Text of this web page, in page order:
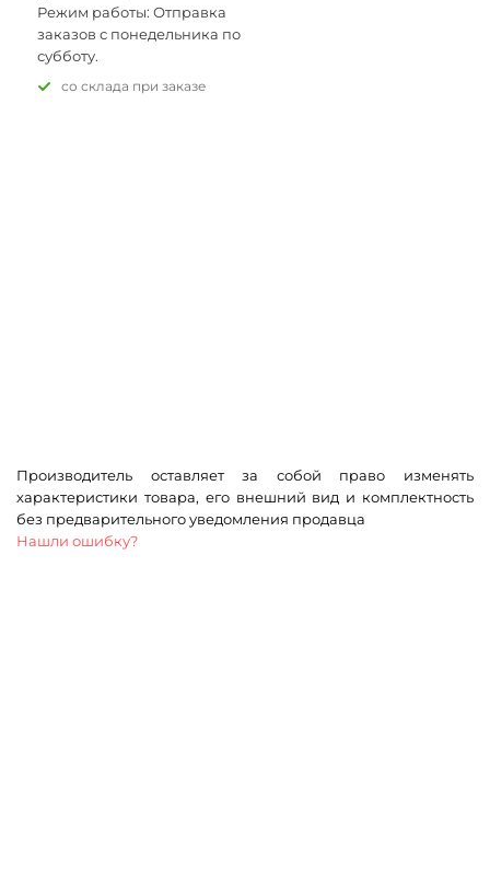
Режим работы: Отправка
заказов с понедельника по
субботу.
Со склада при заказе
Производитель оставляет за собой право изменять
характеристики товара, его внешний вид и комплектность
без предварительного уведомления продавца
Нашли ошибку?